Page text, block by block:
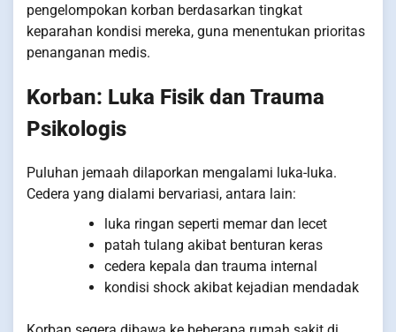
pengelompokan korban berdasarkan tingkat
keparahan kondisi mereka, guna menentukan prioritas
penanganan medis.
Korban: Luka Fisik dan Trauma
Psikologis
Puluhan jemaah dilaporkan mengalami luka-luka.
Cedera yang dialami bervariasi, antara lain:
luka ringan seperti memar dan lecet
patah tulang akibat benturan keras
cedera kepala dan trauma internal
kondisi shock akibat kejadian mendadak